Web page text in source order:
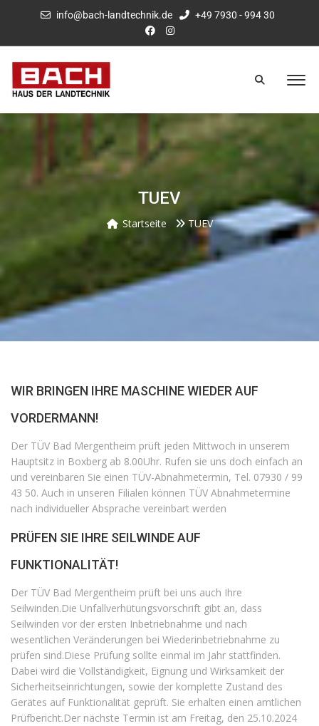
info@bach-landtechnik.de +49 7930 - 994 30
TUEV
Startseite TUEV
WIR BRINGEN IHRE MASCHINE WIEDER AUF
VORDERMANN!
Der TÜV Bad Mergentheim prüft jeden Mittwoch in unserem
Hauptsitz in Boxberg ab 8.00Uhr. Rufen sie uns doch einfach an
und vereinbaren Sie einen TÜV-Abnahmetermin, Tel. 07930 / 99
43 50. Auch in unseren Filialen können TÜV Abnahmetermine
nach individueller Absprache vereinbart werden
PRÜFEN SIE IHRE SEILWINDE AUF
FUNKTIONALITÄT!
Der TÜV Bad Mergentheim prüft bei uns auch Ihre
Seilwinden.Die Unfallverhütungsvorschrift gibt an, dass
Seilwinden vor der ersten Inbetriebnahme und nach
wesentlichen Veränderungen bei Wiederinbetriebnahme zu
prüfen sind.Diese Prüfung sollte einmal im Jahr stattfinden.
Dabei wird die Vollständigkeit, Eignung und Wirksamkeit der
Sicherheitseinrichtungen, sowie der komplette Zustand des
Gerätes auf Funktionalität geprüft. Sie erhalten einen amtlichen
Prüfbericht.Der nächste Termin ist am Freitag, den 25.10.2024